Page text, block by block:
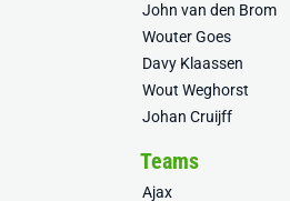
John van den Brom
Wouter Goes
Davy Klaassen
Wout Weghorst
Johan Cruijff
Teams
Ajax